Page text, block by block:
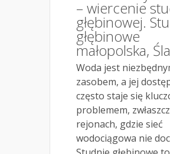
– wiercenie
głębinowej.
głębinowe
małopolska,
Woda jest
zasobem, a jej
często staje się
problemem,
rejonach, gdzie sieć
wodociągowa nie